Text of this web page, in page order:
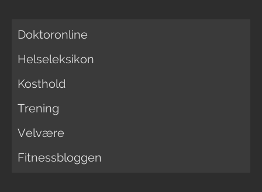
Doktoronline
Helseleksikon
Kosthold
Trening
Velvære
Fitnessbloggen